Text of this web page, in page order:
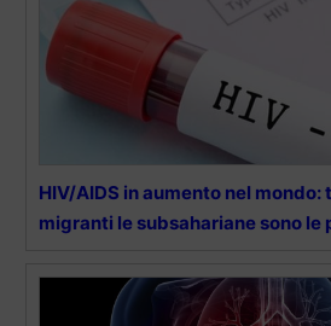
HIV/AIDS in aumento nel mondo:
migranti le subsahariane sono le